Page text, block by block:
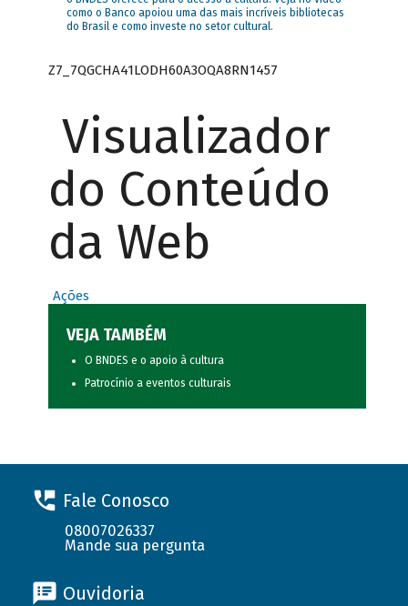
como o Banco apoiou uma das mais incríveis bibliotecas
do Brasil e como investe no setor cultural.
Z7_7QGCHA41LODH60A3OQA8RN1457
Visualizador
do Conteúdo
da Web
Ações
VEJA TAMBÉM
O BNDES e o apoio à cultura
Patrocínio a eventos culturais
Fale Conosco
08007026337
Mande sua pergunta
Ouvidoria